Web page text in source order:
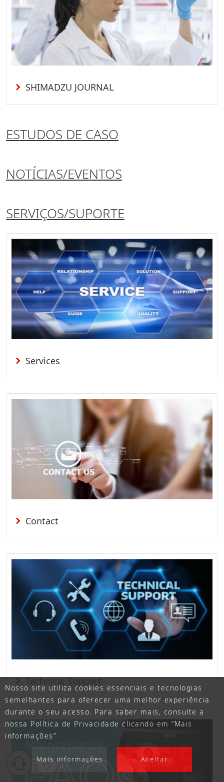
SHIMADZU JOURNAL
ESTUDOS DE CASO
NOTÍCIAS/EVENTOS
SERVIÇOS/SUPORTE
Services
Contact
Technical Support
Nosso site utiliza cookies essenciais e tecnologias
semelhantes para oferecer uma melhor experiência
durante o seu acesso. Para saber mais, consulte a
nossa Política de Privacidade clicando em “Mais
informações”
Mais informações Aceitar